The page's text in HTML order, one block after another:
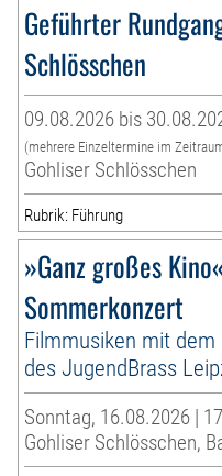
Geführter
Schlösschen
09.08.2026 bis
(mehrere Einzeltermine im
Gohliser Schlösschen
Rubrik: Führung
»Ganz großes
Sommerkonzert
Filmmusiken mit
des JugendBrass
Sonntag, 16.08.2026 |
Gohliser Schlösschen,